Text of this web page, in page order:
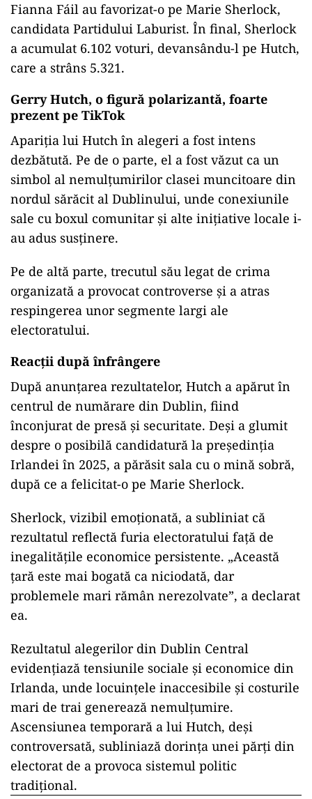
Fianna Fáil au favorizat-o pe Marie Sherlock,
candidata Partidului Laburist. În final, Sherlock
a acumulat 6.102 voturi, devansându-l pe Hutch,
care a strâns 5.321.
Gerry Hutch, o figură polarizantă, foarte
prezent pe TikTok
Apariția lui Hutch în alegeri a fost intens
dezbătută. Pe de o parte, el a fost văzut ca un
simbol al nemulțumirilor clasei muncitoare din
nordul sărăcit al Dublinului, unde conexiunile
sale cu boxul comunitar și alte inițiative locale i-
au adus susținere.
Pe de altă parte, trecutul său legat de crima
organizată a provocat controverse și a atras
respingerea unor segmente largi ale
electoratului.
Reacții după înfrângere
După anunțarea rezultatelor, Hutch a apărut în
centrul de numărare din Dublin, fiind
înconjurat de presă și securitate. Deși a glumit
despre o posibilă candidatură la președinția
Irlandei în 2025, a părăsit sala cu o mină sobră,
după ce a felicitat-o pe Marie Sherlock.
Sherlock, vizibil emoționată, a subliniat că
rezultatul reflectă furia electoratului față de
inegalitățile economice persistente. „Această
țară este mai bogată ca niciodată, dar
problemele mari rămân nerezolvate”, a declarat
ea.
Rezultatul alegerilor din Dublin Central
evidențiază tensiunile sociale și economice din
Irlanda, unde locuințele inaccesibile și costurile
mari de trai generează nemulțumire.
Ascensiunea temporară a lui Hutch, deși
controversată, subliniază dorința unei părți din
electorat de a provoca sistemul politic
tradițional.